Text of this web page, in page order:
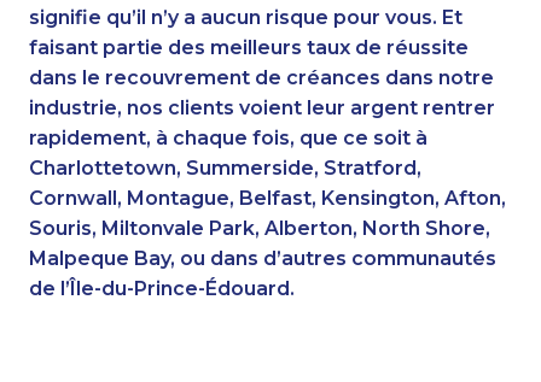
signifie qu’il n’y a aucun risque pour vous. Et
faisant partie des meilleurs taux de réussite
dans le recouvrement de créances dans notre
industrie, nos clients voient leur argent rentrer
rapidement, à chaque fois, que ce soit à
Charlottetown, Summerside, Stratford,
Cornwall, Montague, Belfast, Kensington, Afton,
Souris, Miltonvale Park, Alberton, North Shore,
Malpeque Bay, ou dans d’autres communautés
de l’Île-du-Prince-Édouard.